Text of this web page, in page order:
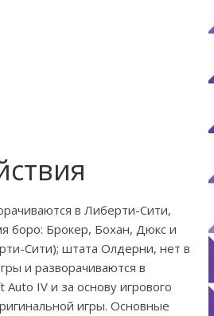
в Либерти-Сити,
боро: Брокер, Бохан, Дюкс и
Сити); штата Олдерни, нет в
и разворачиваются в
IV и за основу игрового
игры. Основные